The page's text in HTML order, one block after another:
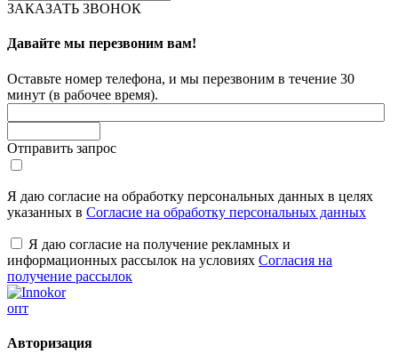
ЗАКАЗАТЬ ЗВОНОК
Давайте мы перезвоним вам!
Оставьте номер телефона, и мы перезвоним в течение 30
минут (в рабочее время).
Отправить запрос
Я даю согласие на обработку персональных данных в целях
указанных в Согласие на обработку персональных данных
Я даю согласие на получение рекламных и
информационных рассылок на условиях Согласия на
получение рассылок
опт
Авторизация